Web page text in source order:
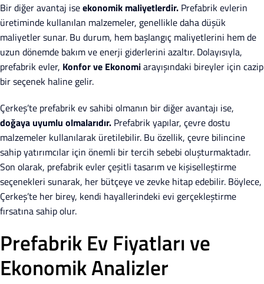
Bir diğer avantaj iseekonomik maliyetlerdir. Prefabrik evlerin
üretiminde kullanılan malzemeler, genellikle daha düşük
maliyetler sunar. Bu durum, hem başlangıç maliyetlerini hem de
uzun dönemde bakım ve enerji giderlerini azaltır. Dolayısıyla,
prefabrik evler, Konfor ve Ekonomiarayışındaki bireyler için cazip
bir seçenek haline gelir.
Çerkeş’te prefabrik ev sahibi olmanın bir diğer avantajı ise,
doğaya uyumlu olmalarıdır. Prefabrik yapılar, çevre dostu
malzemeler kullanılarak üretilebilir. Bu özellik, çevre bilincine
sahip yatırımcılar için önemli bir tercih sebebi oluşturmaktadır.
Son olarak, prefabrik evler çeşitli tasarım ve kişiselleştirme
seçenekleri sunarak, her bütçeye ve zevke hitap edebilir. Böylece,
Çerkeş’te her birey, kendi hayallerindeki evi gerçekleştirme
fırsatına sahip olur.
Prefabrik Ev Fiyatları ve
Ekonomik Analizler